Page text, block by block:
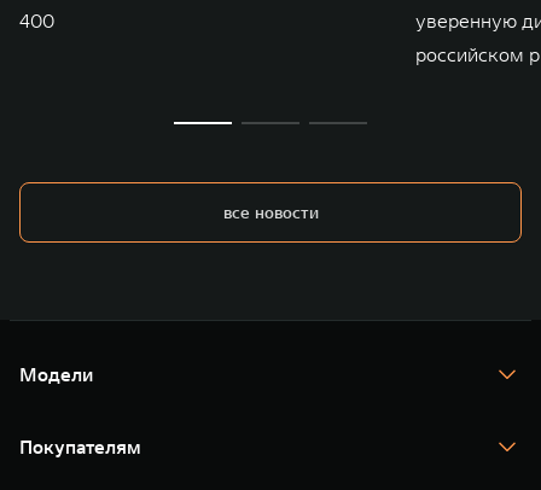
400
уверенную
российском
все новости
Модели
TANK 400
TANK 500
Покупателям